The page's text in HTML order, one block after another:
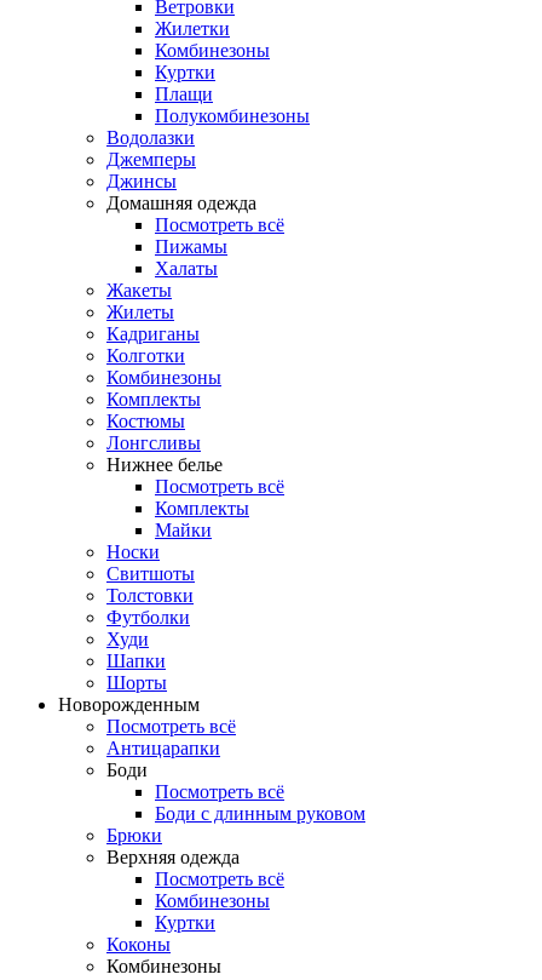
Ветровки
Жилетки
Комбинезоны
Куртки
Плащи
Полукомбинезоны
Водолазки
Джемперы
Джинсы
Домашняя одежда
Посмотреть всё
Пижамы
Халаты
Жакеты
Жилеты
Кадриганы
Колготки
Комбинезоны
Комплекты
Костюмы
Лонгсливы
Нижнее белье
Посмотреть всё
Комплекты
Майки
Носки
Свитшоты
Толстовки
Футболки
Худи
Шапки
Шорты
Новорожденным
Посмотреть всё
Антицарапки
Боди
Посмотреть всё
Боди с длинным руковом
Брюки
Верхняя одежда
Посмотреть всё
Комбинезоны
Куртки
Коконы
Комбинезоны